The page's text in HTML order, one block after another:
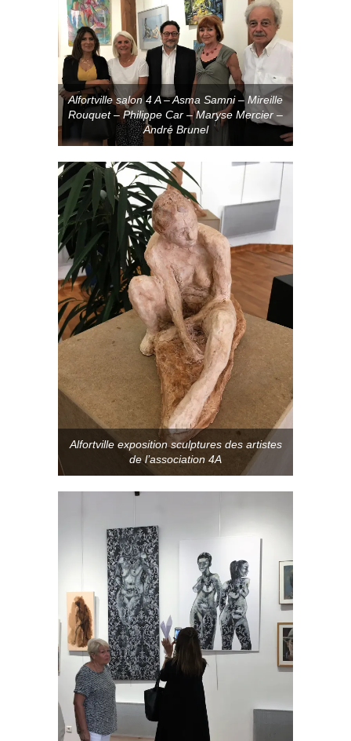
Alfortville salon 4 A – Asma Samni – Mireille
Rouquet – Philippe Car – Maryse Mercier –
André Brunel
Alfortville exposition sculptures des artistes
de l’association 4A